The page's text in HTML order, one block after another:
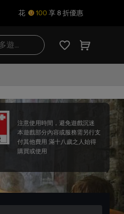
花 100 享 8 折優惠
注意使用時間，避免遊戲沉迷
本遊戲部分內容或服務需另行支
付其他費用 滿十八歲之人始得
購買或使用